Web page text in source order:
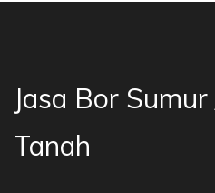
Jasa Bor
Tanah